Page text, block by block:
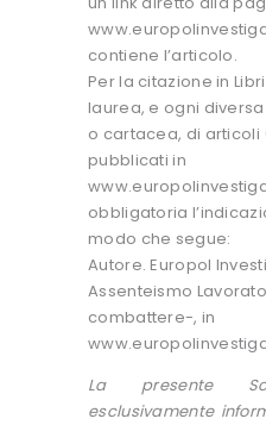
contiene l’articolo.
Per la citazione in
laurea, e ogni
o cartacea, di
pubblicati in
obbligatoria
modo che segue:
Autore. Europol
Assenteismo
combattere-, in
La presente
esclusivamente